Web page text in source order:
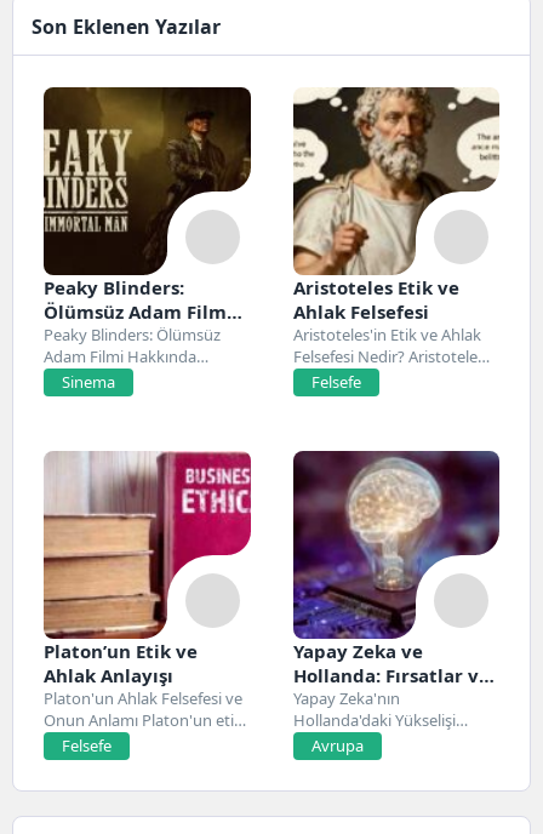
Son Eklenen Yazılar
Peaky Blinders:
Ölümsüz Adam Film
Konusu, Oyuncuları
ve İnceleme
Peaky Blinders: Ölümsüz
Adam Filmi Hakkında
Netflix’te 20 Mart 2026...
Sinema
Aristoteles Etik ve
Ahlak Felsefesi
Aristoteles'in Etik ve Ahlak
Felsefesi Nedir? Aristoteles,
Antik Yunan felsefesinin...
Felsefe
Platon’un Etik ve
Ahlak Anlayışı
Platon'un Ahlak Felsefesi ve
Onun Anlamı Platon'un etik
ve ahlak...
Felsefe
Yapay Zeka ve
Hollanda: Fırsatlar ve
Zorluklar
Yapay Zeka'nın
Hollanda'daki Yükselişi
Hollanda, son yıllarda yapay
zeka alanında...
Avrupa